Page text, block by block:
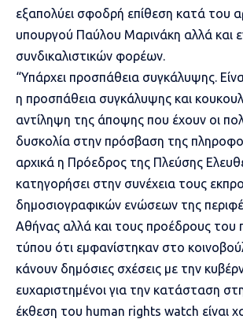
εξαπολύει σφοδρή επίθεση κατά του
υπουργού Παύλου Μαρινάκη αλλά και
συνδικαλιστικών φορέων.
“Υπάρχει προσπάθεια συγκάλυψης.
η προσπάθεια συγκάλυψης και
αντίληψη της άποψης που έχουν οι
δυσκολία στην πρόσβαση της
αρχικά η Πρόεδρος της Πλεύσης
κατηγορήσει στην συνέχεια τους
δημοσιογραφικών ενώσεων της
Αθήνας αλλά και τους προέδρους του
τύπου ότι εμφανίστηκαν στο
κάνουν δημόσιες σχέσεις με την
ευχαριστημένοι για την κατάσταση
έκθεση του human rights watch είναι